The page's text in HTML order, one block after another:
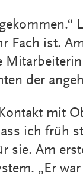
Fach ist.
der
mit
ich früh
sie. Am
„Er